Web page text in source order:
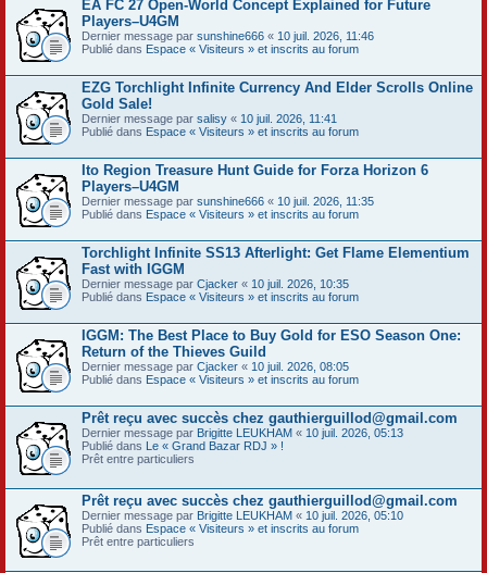
EA FC 27 Open-World Concept Explained for Future
Players–U4GM
Dernier message par sunshine666 « 10 juil. 2026, 11:46
Publié dans Espace « Visiteurs » et inscrits au forum
EZG Torchlight Infinite Currency And Elder Scrolls Online
Gold Sale!
Dernier message par salisy « 10 juil. 2026, 11:41
Publié dans Espace « Visiteurs » et inscrits au forum
Ito Region Treasure Hunt Guide for Forza Horizon 6
Players–U4GM
Dernier message par sunshine666 « 10 juil. 2026, 11:35
Publié dans Espace « Visiteurs » et inscrits au forum
Torchlight Infinite SS13 Afterlight: Get Flame Elementium
Fast with IGGM
Dernier message par Cjacker « 10 juil. 2026, 10:35
Publié dans Espace « Visiteurs » et inscrits au forum
IGGM: The Best Place to Buy Gold for ESO Season One:
Return of the Thieves Guild
Dernier message par Cjacker « 10 juil. 2026, 08:05
Publié dans Espace « Visiteurs » et inscrits au forum
Prêt reçu avec succès chez gauthierguillod@gmail.com
Dernier message par Brigitte LEUKHAM « 10 juil. 2026, 05:13
Publié dans Le « Grand Bazar RDJ » !
Prêt entre particuliers
Prêt reçu avec succès chez gauthierguillod@gmail.com
Dernier message par Brigitte LEUKHAM « 10 juil. 2026, 05:10
Publié dans Espace « Visiteurs » et inscrits au forum
Prêt entre particuliers